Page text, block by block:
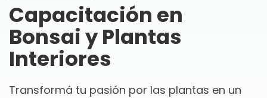
Capacitación en
Bonsai y Plantas
Interiores
Transformá tu pasión por las plantas en un